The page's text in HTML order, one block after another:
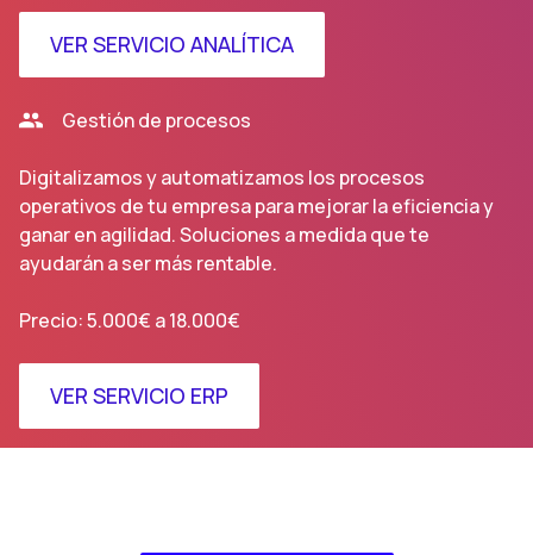
VER SERVICIO ANALÍTICA
Gestión de procesos
Digitalizamos y automatizamos los procesos
operativos de tu empresa para mejorar la eficiencia y
ganar en agilidad. Soluciones a medida que te
ayudarán a ser más rentable.
Precio: 5.000€ a 18.000€
VER SERVICIO ERP